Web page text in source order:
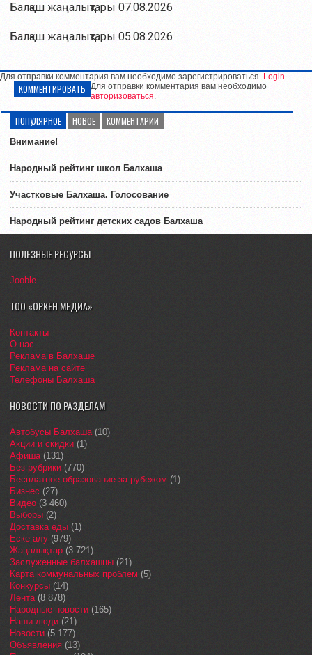
Балқаш жаңалықтары 07.08.2026
Балқаш жаңалықтары 05.08.2026
Для отправки комментария вам необходимо зарегистрироваться. Login
КОММЕНТИРОВАТЬ Для отправки комментария вам необходимо
авторизоваться.
ПОПУЛЯРНОЕ НОВОЕ КОММЕНТАРИИ
Внимание!
Народный рейтинг школ Балхаша
Участковые Балхаша. Голосование
Народный рейтинг детских садов Балхаша
ПОЛЕЗНЫЕ РЕСУРСЫ
Jooble
ТОО «ОРКЕН МЕДИА»
Контакты
О нас
Реклама в Балхаше
Реклама на сайте
Телефоны Балхаша
НОВОСТИ ПО РАЗДЕЛАМ
Автобусы Балхаша(10)
Акции и скидки (1)
Афиша(131)
Без рубрики (770)
Бесплатное образование за рубежом (1)
Бизнес (27)
Видео (3 460)
Выборы (2)
Доставка еды (1)
Еске алу (979)
Жаңалықтар (3 721)
Заслуженные балхашцы (21)
Карта коммунальных проблем (5)
Конкурсы (14)
Лента(8 878)
Народные новости (165)
Наши люди (21)
Новости (5 177)
Объявления (13)